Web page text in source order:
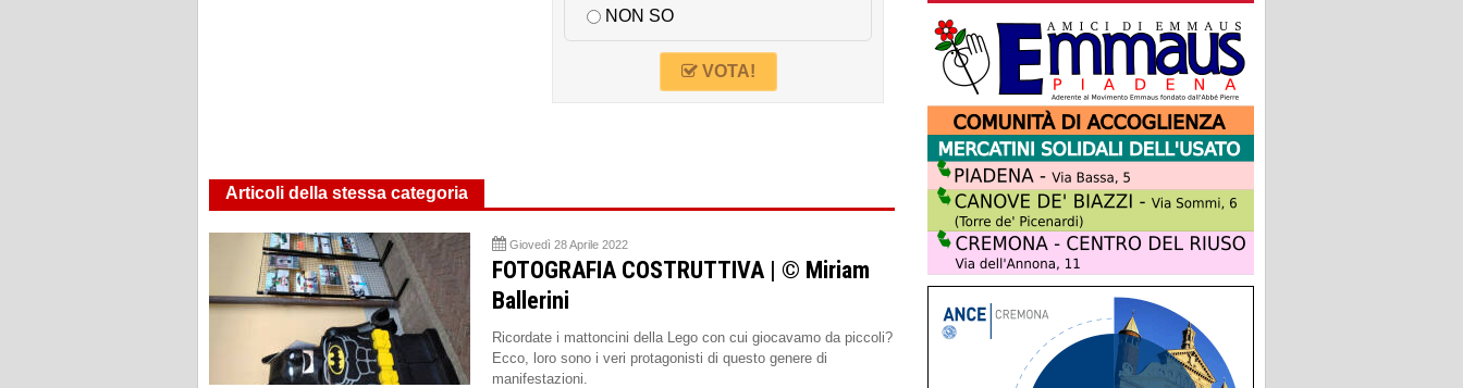
NON SO
VOTA!
Articoli della stessa categoria
Giovedì 28 Aprile 2022
FOTOGRAFIA COSTRUTTIVA | © Miriam
Ballerini
Ricordate i mattoncini della Lego con cui giocavamo da piccoli?
Ecco, loro sono i veri protagonisti di questo genere di
manifestazioni.